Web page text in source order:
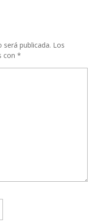
publicada. Los
con *